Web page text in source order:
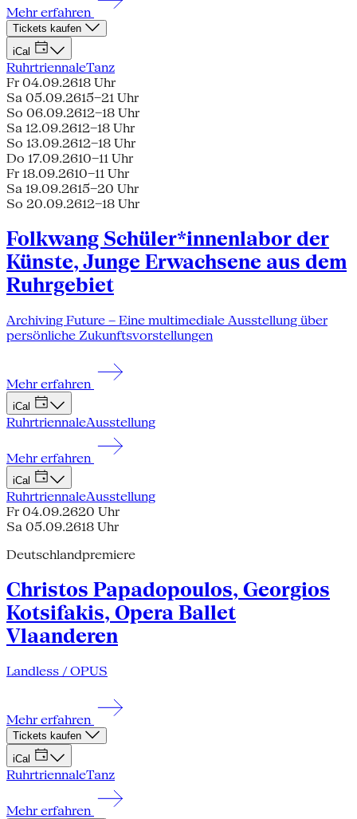
Mehr erfahren
Tickets kaufen
iCal
RuhrtriennaleTanz
Fr 04.09.2618 Uhr
Sa 05.09.2615–21 Uhr
So 06.09.2612–18 Uhr
Sa 12.09.2612–18 Uhr
So 13.09.2612–18 Uhr
Do 17.09.2610–11 Uhr
Fr 18.09.2610–11 Uhr
Sa 19.09.2615–20 Uhr
So 20.09.2612–18 Uhr
Folkwang Schüler*innenlabor der
Künste, Junge Erwachsene aus dem
Ruhrgebiet
Archiving Future – Eine multimediale Ausstellung über
persönliche Zukunftsvorstellungen
Mehr erfahren
iCal
RuhrtriennaleAusstellung
Mehr erfahren
iCal
RuhrtriennaleAusstellung
Fr 04.09.2620 Uhr
Sa 05.09.2618 Uhr
Deutschlandpremiere
Christos Papadopoulos, Georgios
Kotsifakis, Opera Ballet
Vlaanderen
Landless / OPUS
Mehr erfahren
Tickets kaufen
iCal
RuhrtriennaleTanz
Mehr erfahren